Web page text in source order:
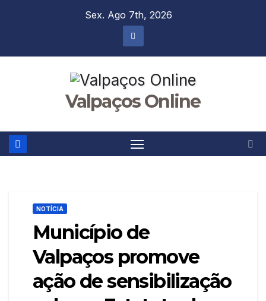
Sex. Ago 7th, 2026
Valpaços Online
NOTÍCIA
Município de
Valpaços promove
ação de sensibilização